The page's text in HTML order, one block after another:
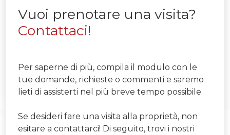
Vuoi prenotare una visita?
Contattaci!
Per saperne di più, compila il modulo con le
tue domande, richieste o commenti e saremo
lieti di assisterti nel più breve tempo possibile.
Se desideri fare una visita alla proprietà, non
esitare a contattarci! Di seguito, trovi i nostri